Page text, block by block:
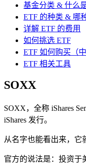
基金分类 & 什么
ETF 的种类 & 哪
详解 ETF 的费用
如何挑选 ETF
ETF 如何购买（中
ETF 相关工具
SOXX
SOXX，全称 iShares
iShares 发行。
从名字也能看出来，它
官方的说法是：投资于